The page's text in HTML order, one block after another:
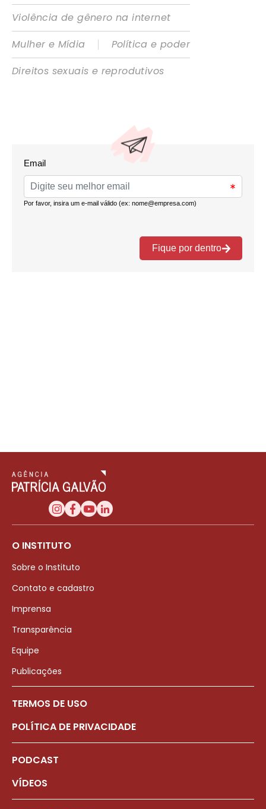
Violência de gênero na internet
Mulher e Mídia
|
Política e poder
Direitos sexuais e reprodutivos
O INSTITUTO
Sobre o Instituto
Contato e cadastro
Imprensa
Transparência
Equipe
Publicações
TERMOS DE USO
POLÍTICA DE PRIVACIDADE
PODCAST
VÍDEOS